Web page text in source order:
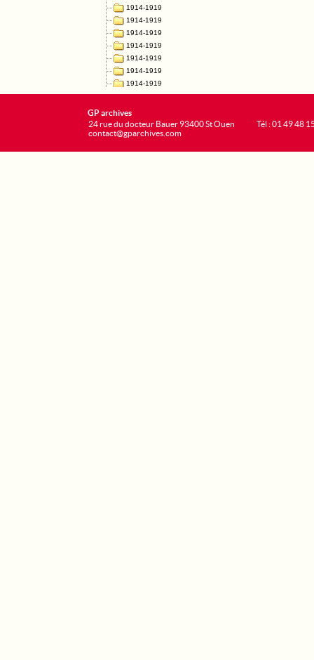
GP archives
24 rue du docteur Bauer 93400 St Ouen
contact@gparchives.com
Tél : 01 49 48